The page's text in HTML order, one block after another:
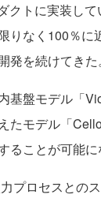
クトに実装し
りなく100％に
を続けてきた。
盤モデル「
たモデル「
ことが可能に
ロセスとのス